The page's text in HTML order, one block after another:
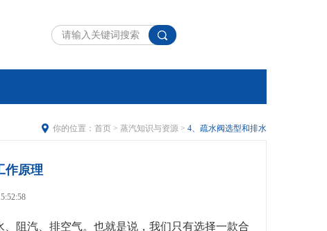
你的位置： 首页 > 蒸汽知识与资源 > 4、疏水阀选型和排水
作原理
阻汽、排空气。也就是说，我们只有选择一款合